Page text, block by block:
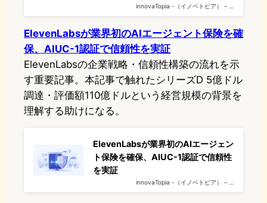
innovaTopia -（イノベトピア） – …
ElevenLabsが業界初のAIエージェント保険を確
保、AIUC-1認証で信頼性を実証
ElevenLabsの企業戦略・信頼性構築の流れを示
す重要記事。本記事で触れたシリーズD 5億ドル
調達・評価額110億ドルという経営規模の背景を
理解する助けになる。
ElevenLabsが業界初のAIエージェン
ト保険を確保、AIUC-1認証で信頼性
を実証
innovaTopia -（イノベトピア） – …